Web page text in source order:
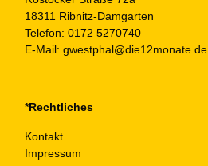
18311 Ribnitz-Damgarten
Telefon: 0172 5270740
E-Mail: gwestphal@die12monate.de
*Rechtliches
Kontakt
Impressum